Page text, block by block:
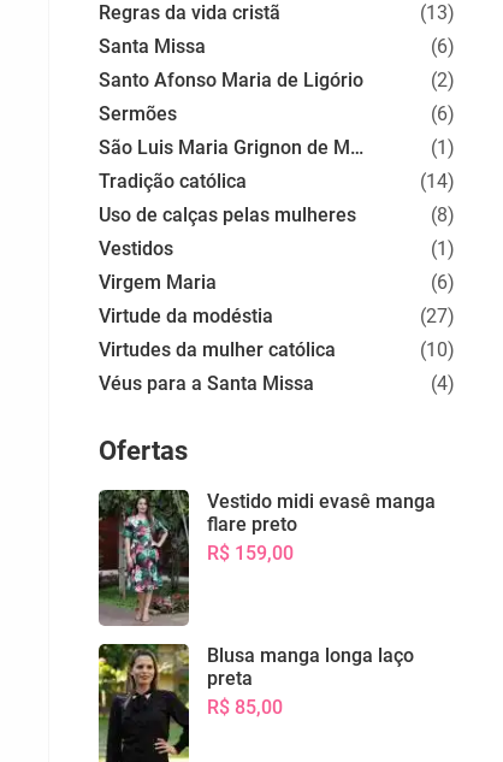
Regras da vida cristã
(13)
Santa Missa
(6)
Santo Afonso Maria de Ligório
(2)
Sermões
(6)
São Luis Maria Grignon de Montfort
(1)
Tradição católica
(14)
Uso de calças pelas mulheres
(8)
Vestidos
(1)
Virgem Maria
(6)
Virtude da modéstia
(27)
Virtudes da mulher católica
(10)
Véus para a Santa Missa
(4)
Ofertas
Vestido midi evasê manga
flare preto
R$ 159,00
Blusa manga longa laço
preta
R$ 85,00